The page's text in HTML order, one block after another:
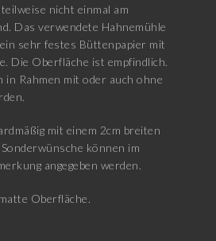
nicht einmal am
Das verwendete Hahnemühle
sehr festes Büttenpapier mit
Die Oberfläche ist empfindlich.
in Rahmen mit oder auch ohne
mit einem 2cm breiten
können im
angegeben werden.
Oberfläche.